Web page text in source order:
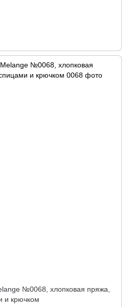
№0068, хлопковая пряжа,
и крючком